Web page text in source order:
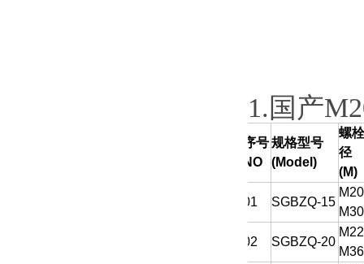
1.国产
序号
NO
规格型号
(Model)
螺
径
(M)
01 SGBZQ-15
M30
02 SGBZQ-20
M36